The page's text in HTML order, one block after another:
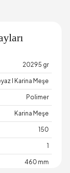
20295 gr
I Karina Meşe
Polimer
Karina Meşe
150
1
460 mm